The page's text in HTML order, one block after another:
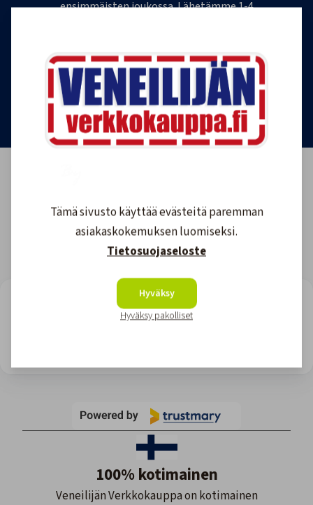
ensimmäisten joukossa. Lähetämme 1-4
Tilaa uutiskirje
LOOKING FOR REVIEWS?
100% kotimainen
Veneilijän Verkkokauppa on kotimainen
Tämä sivusto käyttää evästeitä paremman
asiakaskokemuksen luomiseksi.
Tietosuojaseloste
Hyväksy
Hyväksy pakolliset